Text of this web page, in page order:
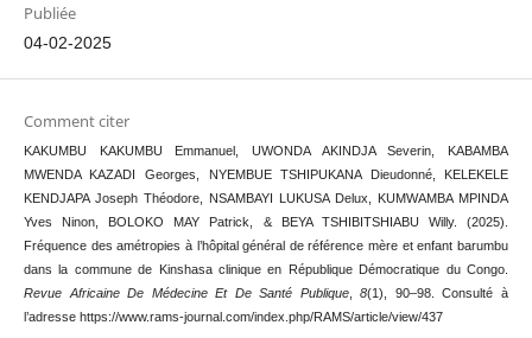
Publiée
04-02-2025
Comment citer
KAKUMBU KAKUMBU Emmanuel, UWONDA AKINDJA Severin, KABAMBA
MWENDA KAZADI Georges, NYEMBUE TSHIPUKANA Dieudonné, KELEKELE
KENDJAPA Joseph Théodore, NSAMBAYI LUKUSA Delux, KUMWAMBA MPINDA
Yves Ninon, BOLOKO MAY Patrick, & BEYA TSHIBITSHIABU Willy. (2025).
Fréquence des amétropies à l’hôpital général de référence mère et enfant barumbu
dans la commune de Kinshasa clinique en République Démocratique du Congo.
Revue Africaine De Médecine Et De Santé Publique,8(1), 90–98. Consulté à
l’adresse https://www.rams-journal.com/index.php/RAMS/article/view/437